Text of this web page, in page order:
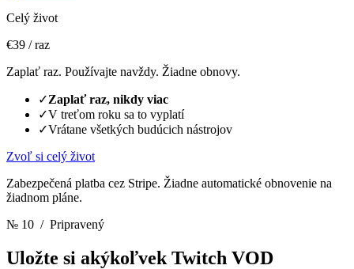
Celý život
€39 / raz
Zaplať raz. Používajte navždy. Žiadne obnovy.
✓Zaplať raz, nikdy viac
✓V treťom roku sa to vyplatí
✓Vrátane všetkých budúcich nástrojov
Zvoľ si celý život
Zabezpečená platba cez Stripe. Žiadne automatické obnovenie na
žiadnom pláne.
№ 10 / Pripravený
Uložte si akýkoľvek Twitch VOD